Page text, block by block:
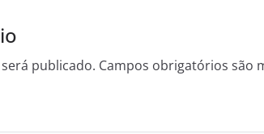
publicado. Campos obrigatórios são